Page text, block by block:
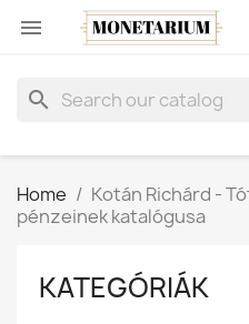

search
Home
Kotán Richárd -
pénzeinek katalógusa
KATEGÓRIÁK